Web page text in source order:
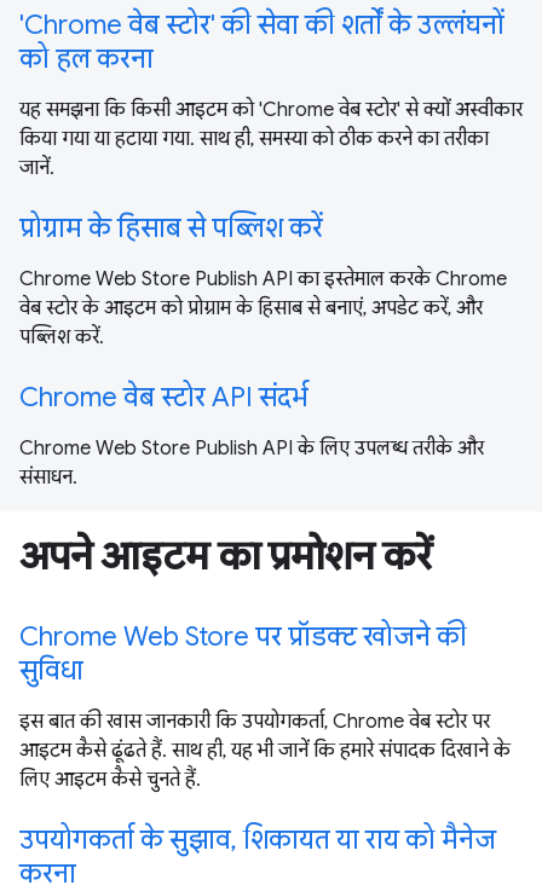
'Chrome वेब स्टोर' की सेवा की शर्तों के उल्लंघनों
को हल करना
यह समझना कि किसी आइटम को 'Chrome वेब स्टोर' से क्यों अस्वीकार
किया गया या हटाया गया. साथ ही, समस्या को ठीक करने का तरीका
जानें.
प्रोग्राम के हिसाब से पब्लिश करें
Chrome Web Store Publish API का इस्तेमाल करके Chrome
वेब स्टोर के आइटम को प्रोग्राम के हिसाब से बनाएं, अपडेट करें, और
पब्लिश करें.
Chrome वेब स्टोर API संदर्भ
Chrome Web Store Publish API के लिए उपलब्ध तरीके और
संसाधन.
अपने आइटम का प्रमोशन करें
Chrome Web Store पर प्रॉडक्ट खोजने की
सुविधा
इस बात की खास जानकारी कि उपयोगकर्ता, Chrome वेब स्टोर पर
आइटम कैसे ढूंढते हैं. साथ ही, यह भी जानें कि हमारे संपादक दिखाने के
लिए आइटम कैसे चुनते हैं.
उपयोगकर्ता के सुझाव, शिकायत या राय को मैनेज
करना